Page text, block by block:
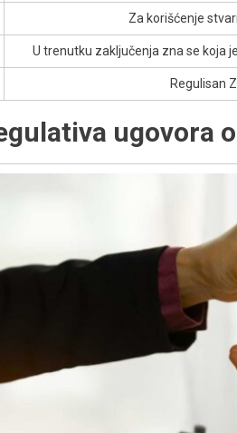
Za korišćenje
U trenutku zaključenja zna se koja
Regulisan
ugovora